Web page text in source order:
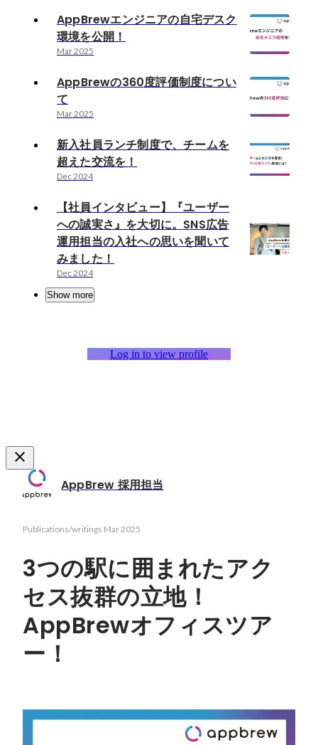
AppBrewエンジニアの自宅デスク
環境を公開！
Mar 2025
AppBrewの360度評価制度につい
て
Mar 2025
新入社員ランチ制度で、チームを
超えた交流を！
Dec 2024
【社員インタビュー】『ユーザー
への誠実さ』を大切に。SNS広告
運用担当の入社への思いを聞いて
みました！
Dec 2024
Show more
Log in to view profile
AppBrew 採用担当
Publications/writings Mar 2025
3つの駅に囲まれたアク
セス抜群の立地！
AppBrewオフィスツア
ー！